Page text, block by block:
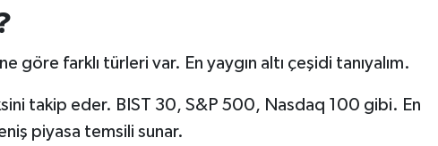
göre farklı türleri var. En yaygın altı çeşidi tanıyalım.
takip eder. BIST 30, S&P 500, Nasdaq 100 gibi. En
piyasa temsili sunar.